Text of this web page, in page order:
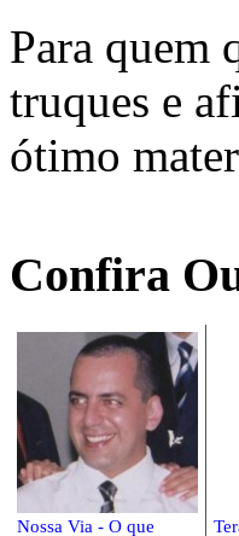
Para quem
truques e
ótimo
Confira
Nossa Via - O que